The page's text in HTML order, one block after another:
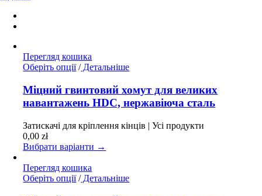
Перегляд кошика
Оберіть опції Цей
має
кілька
варіантів.
можна
на
товару
/Детальніше
Міцний гвинтовий хомут для великих
навантажень HDC, нержавіюча сталь
Затискачі для кріплення кінців | Усі продукти
0,00zł
Вибрати варіанти →
Перегляд кошика
Оберіть опції Цей
/Детальніше